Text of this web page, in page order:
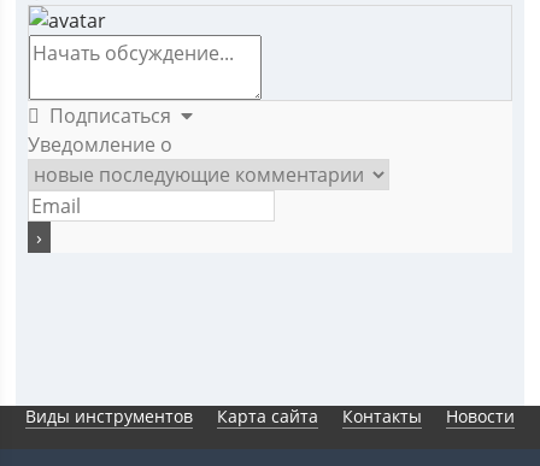
Подписаться
Уведомление о
Виды инструментов Карта сайта Контакты Новости